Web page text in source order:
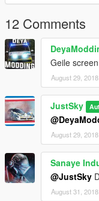
12 Comments
Geile
August 29, 2018
JustSky
August 29, 2018
Sanaye
@JustSky
August 31, 2018